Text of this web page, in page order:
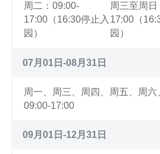
周二：09:00-
17:00（16:30停止入
园）
周三至周
17:00（
园）
07月01日-08月31日
周一、周三、周四、周五、周六
09:00-17:00
09月01日-12月31日